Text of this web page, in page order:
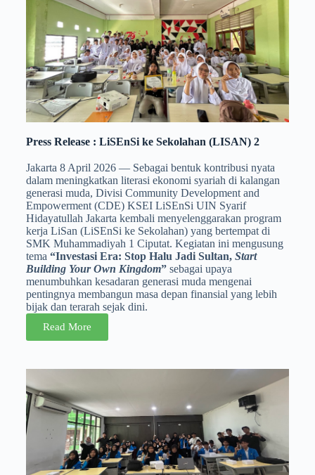
Press Release : LiSEnSi ke Sekolahan (LISAN) 2
Jakarta 8 April 2026 — Sebagai bentuk kontribusi nyata
dalam meningkatkan literasi ekonomi syariah di kalangan
generasi muda, Divisi Community Development and
Empowerment (CDE) KSEI LiSEnSi UIN Syarif
Hidayatullah Jakarta kembali menyelenggarakan program
kerja LiSan (LiSEnSi ke Sekolahan) yang bertempat di
SMK Muhammadiyah 1 Ciputat. Kegiatan ini mengusung
tema “Investasi Era: Stop Halu Jadi Sultan, Start
Building Your Own Kingdom”sebagai upaya
menumbuhkan kesadaran generasi muda mengenai
pentingnya membangun masa depan finansial yang lebih
bijak dan terarah sejak dini.
Read More